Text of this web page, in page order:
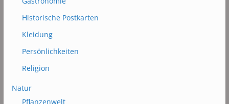
Historische Postkarten
Kleidung
Persönlichkeiten
Religion
Natur
Pflanzenwelt